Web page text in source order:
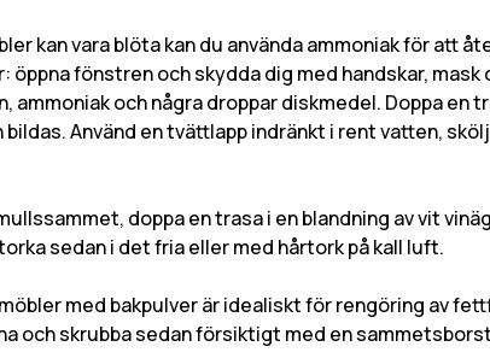
kan vara blöta kan du använda ammoniak för
fönstren och skydda dig med handskar, mask
ammoniak och några droppar diskmedel. Doppa
bildas. Använd en tvättlapp indränkt i rent vatten,
doppa en trasa i en blandning av vit
sedan i det fria eller med hårtork på kall luft.
med bakpulver är idealiskt för rengöring av
och skrubba sedan försiktigt med en